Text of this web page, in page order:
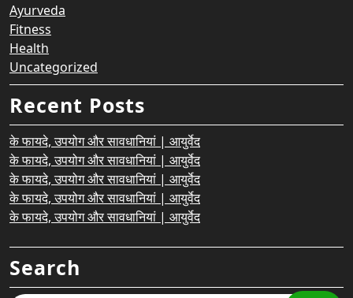
Ayurveda
Fitness
Health
Uncategorized
Recent Posts
के फायदे, उपयोग और सावधानियां | आयुर्वेद
के फायदे, उपयोग और सावधानियां | आयुर्वेद
के फायदे, उपयोग और सावधानियां | आयुर्वेद
के फायदे, उपयोग और सावधानियां | आयुर्वेद
के फायदे, उपयोग और सावधानियां | आयुर्वेद
Search